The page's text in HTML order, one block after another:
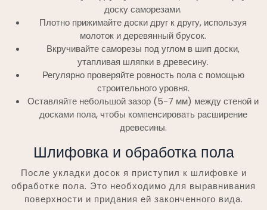
доску саморезами.
Плотно прижимайте доски друг к другу, используя
молоток и деревянный брусок.
Вкручивайте саморезы под углом в шип доски,
утапливая шляпки в древесину.
Регулярно проверяйте ровность пола с помощью
строительного уровня.
Оставляйте небольшой зазор (5-7 мм) между стеной и
досками пола, чтобы компенсировать расширение
древесины.
Шлифовка и обработка пола
После укладки досок я приступил к шлифовке и
обработке пола. Это необходимо для выравнивания
поверхности и придания ей законченного вида.